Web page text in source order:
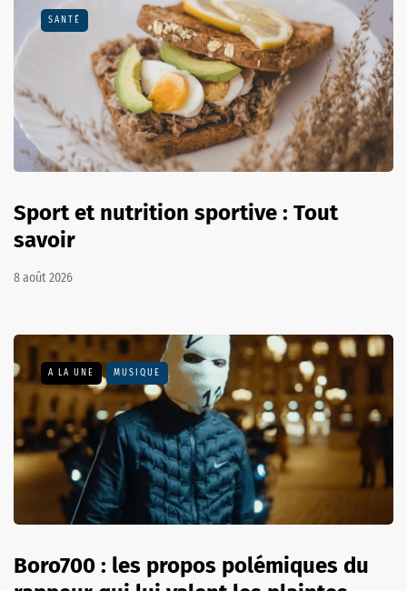
SANTÉ
Sport et nutrition sportive : Tout
savoir
8 août 2026
A LA UNE MUSIQUE
Boro700 : les propos polémiques du